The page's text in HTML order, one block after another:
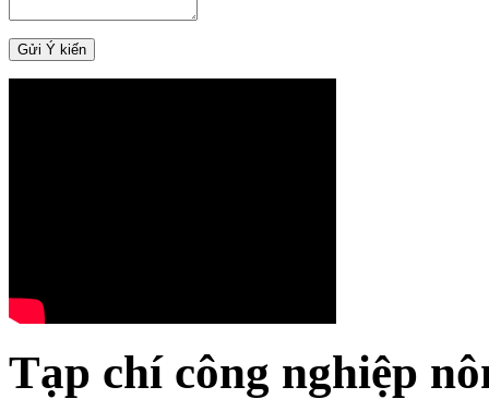
Tạp chí công nghiệp